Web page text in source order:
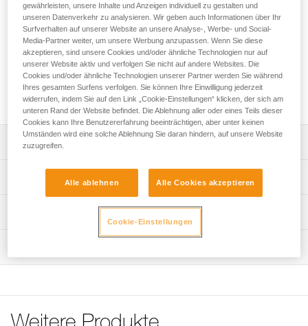
Ersatzclips für die Helme PANGA und PANGA CUSTOM.
Diese Clips ermöglichen, eine Stirnlampe mit ihrem
Kopfband an dem Helm anzubringen.
Fordern dieses Teil bei Kundenservice
Leistungsverzeichnis
Kompatibel mit den Helmen PANGA (A030AAXX und
A30AXA) und PANGA CUSTOM (A030XY).
Vier Referenzen nach Wahl:
- 5 Clips vorne rechts.
- 5 Clips hinten links.
Zertifizierung(en): CE
Version : vorne rechts
Garantie : 3 Jahre
Referenz : A030GA01
Technische Informationen
gewährleisten, unsere Inhalte und Anzeigen individuell zu gestalten und
unseren Datenverkehr zu analysieren. Wir geben auch Informationen über Ihr
Surfverhalten auf unserer Website an unsere Analyse-, Werbe- und Social-
Media-Partner weiter, um unsere Werbung anzupassen. Wenn Sie diese
akzeptieren, sind unsere Cookies und/oder ähnliche Technologien nur auf
unserer Website aktiv und verfolgen Sie nicht auf andere Websites. Die
Cookies und/oder ähnliche Technologien unserer Partner werden Sie während
Ihres gesamten Surfens verfolgen. Sie können Ihre Einwilligung jederzeit
widerrufen, indem Sie auf den Link „Cookie-Einstellungen“ klicken, der sich am
unteren Rand der Website befindet. Die Ablehnung aller oder eines Teils dieser
Cookies kann Ihre Benutzererfahrung beeinträchtigen, aber unter keinen
Umständen wird eine solche Ablehnung Sie daran hindern, auf unsere Website
zuzugreifen.
Alle ablehnen Alle Cookies akzeptieren
Cookie-Einstellungen